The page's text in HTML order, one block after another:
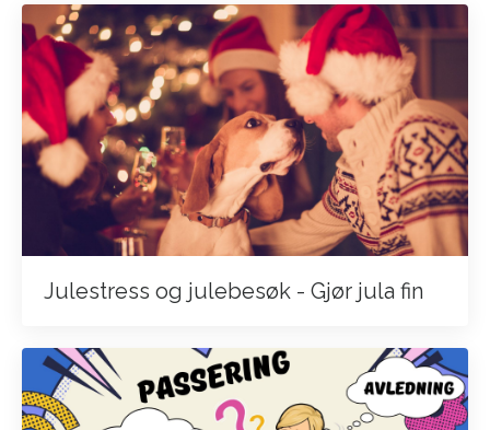
Julestress og julebesøk - Gjør jula fin